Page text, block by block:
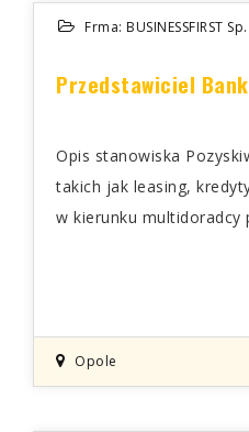
Frma: BUSINESSFIRST
Przedstawiciel
Opis stanowiska
takich jak leasing,
w kierunku
Opole